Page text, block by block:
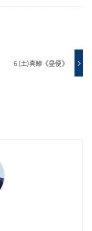
６(土)真鯵《昼便》